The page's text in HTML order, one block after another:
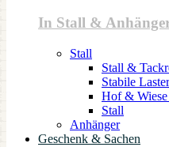
In Stall &
Stall
Stall &
Stabile Laster
Hof &
Stall
Anhänger
Geschenk & Sachen